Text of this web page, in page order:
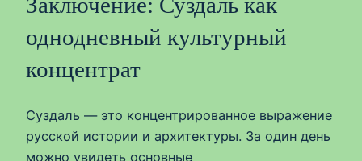
однодневный культурный
концентрат
Суздаль — это концентрированное выражение
русской истории и архитектуры. За один день
можно увидеть основные